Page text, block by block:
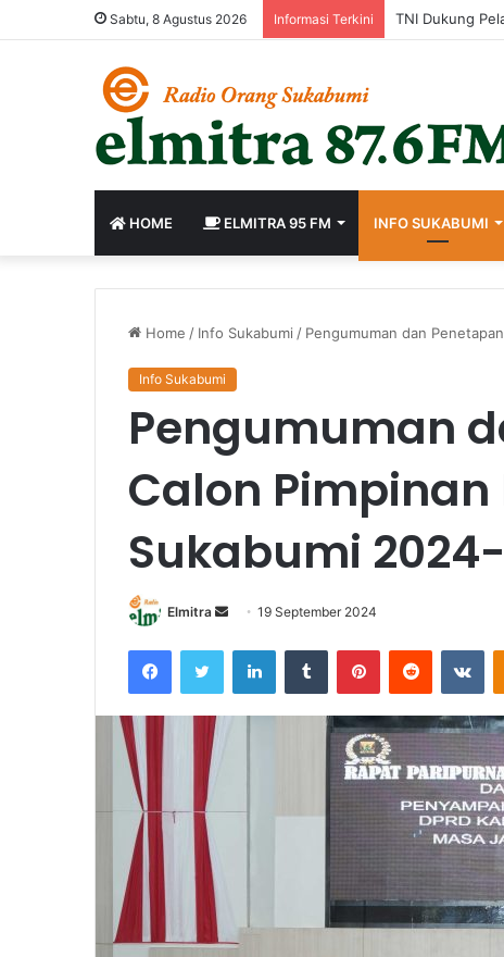
Sabtu, 8 Agustus 2026 Informasi Terkini
HOME ELMITRA 95 FM INFO SUKABUMI
Home / Info Sukabumi / Pengumuman dan
Info Sukabumi
Pengumuman
Calon Pimpinan
Sukabumi
Elmitra
Send
email
19 September 2024
FacebookTwitter LinkedInTumblr PinterestReddit